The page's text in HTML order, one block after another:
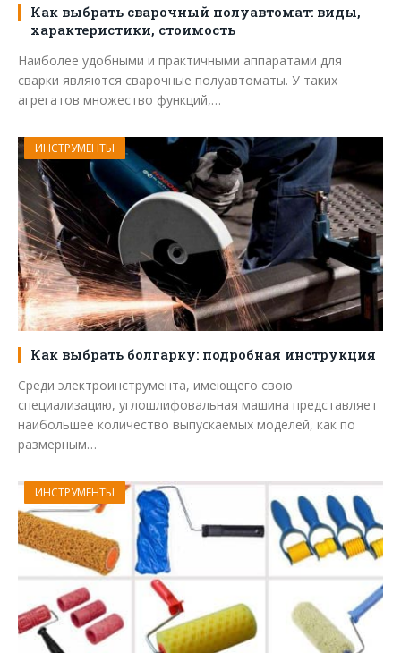
Как выбрать сварочный полуавтомат: виды,
характеристики, стоимость
Наиболее удобными и практичными аппаратами для
сварки являются сварочные полуавтоматы. У таких
агрегатов множество функций,…
ИНСТРУМЕНТЫ
Как выбрать болгарку: подробная инструкция
Среди электроинструмента, имеющего свою
специализацию, углошлифовальная машина представляет
наибольшее количество выпускаемых моделей, как по
размерным…
ИНСТРУМЕНТЫ